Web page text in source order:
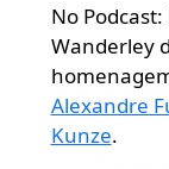
No
Wanderley
Alexandre
Kunze.